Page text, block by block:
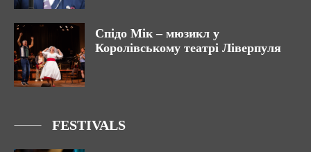
Спідо Мік – мюзикл у
Королівському театрі Ліверпуля
FESTIVALS